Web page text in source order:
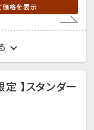
価格を表示
】スタンダー